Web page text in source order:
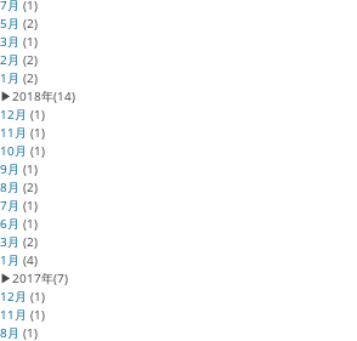
7月 (1)
5月 (2)
3月 (1)
2月 (2)
1月 (2)
▶2018年(14)
12月 (1)
11月 (1)
10月 (1)
9月 (1)
8月 (2)
7月 (1)
6月 (1)
3月 (2)
1月 (4)
▶2017年(7)
12月 (1)
11月 (1)
8月 (1)